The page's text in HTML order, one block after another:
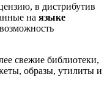
в дистрибутив
на языке
свежие библиотеки,
образы, утилиты и